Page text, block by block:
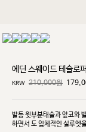
에딘 스웨이드 테슬
KRW 210,000원
발등 윗부분태슬과 앞코와
하면서 도 입체적인 실루엣